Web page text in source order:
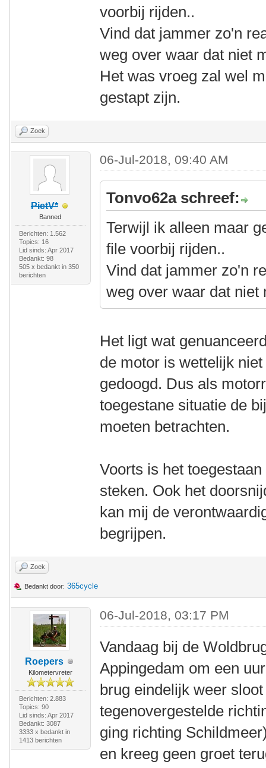
voorbij rijden..
Vind dat jammer zo'n
weg over waar dat niet
Het was vroeg zal wel
gestapt zijn.
Zoek
PietV*
Banned
Berichten: 1.562
Topics: 16
Lid sinds: Apr 2017
Bedankt: 98
505 x bedankt in 350
berichten
06-Jul-2018, 09:40 AM
Tonvo62a schreef:
Terwijl ik alleen maar
file voorbij rijden..
Vind dat jammer zo'n
weg over waar dat niet
Het ligt wat
de motor is wettelijk
gedoogd. Dus als
toegestane situatie de
moeten betrachten.
Voorts is het
steken. Ook het
kan mij de
begrijpen.
Zoek
Bedankt door: 365cycle
Roepers
Kilometervreter
Berichten: 2.883
Topics: 90
Lid sinds: Apr 2017
Bedankt: 3087
3333 x bedankt in
1413 berichten
06-Jul-2018, 03:17 PM
Vandaag bij de
Appingedam om een
brug eindelijk weer
tegenovergestelde
ging richting
en kreeg geen groet